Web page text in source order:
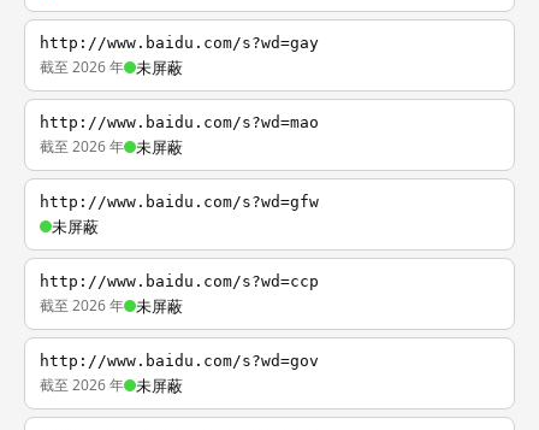
http://www.baidu.com/s?wd=gay
截至 2026 年 未屏蔽
http://www.baidu.com/s?wd=mao
截至 2026 年 未屏蔽
http://www.baidu.com/s?wd=gfw
未屏蔽
http://www.baidu.com/s?wd=ccp
截至 2026 年 未屏蔽
http://www.baidu.com/s?wd=gov
截至 2026 年 未屏蔽